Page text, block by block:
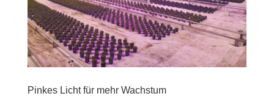
Pinkes Licht für mehr Wachstum